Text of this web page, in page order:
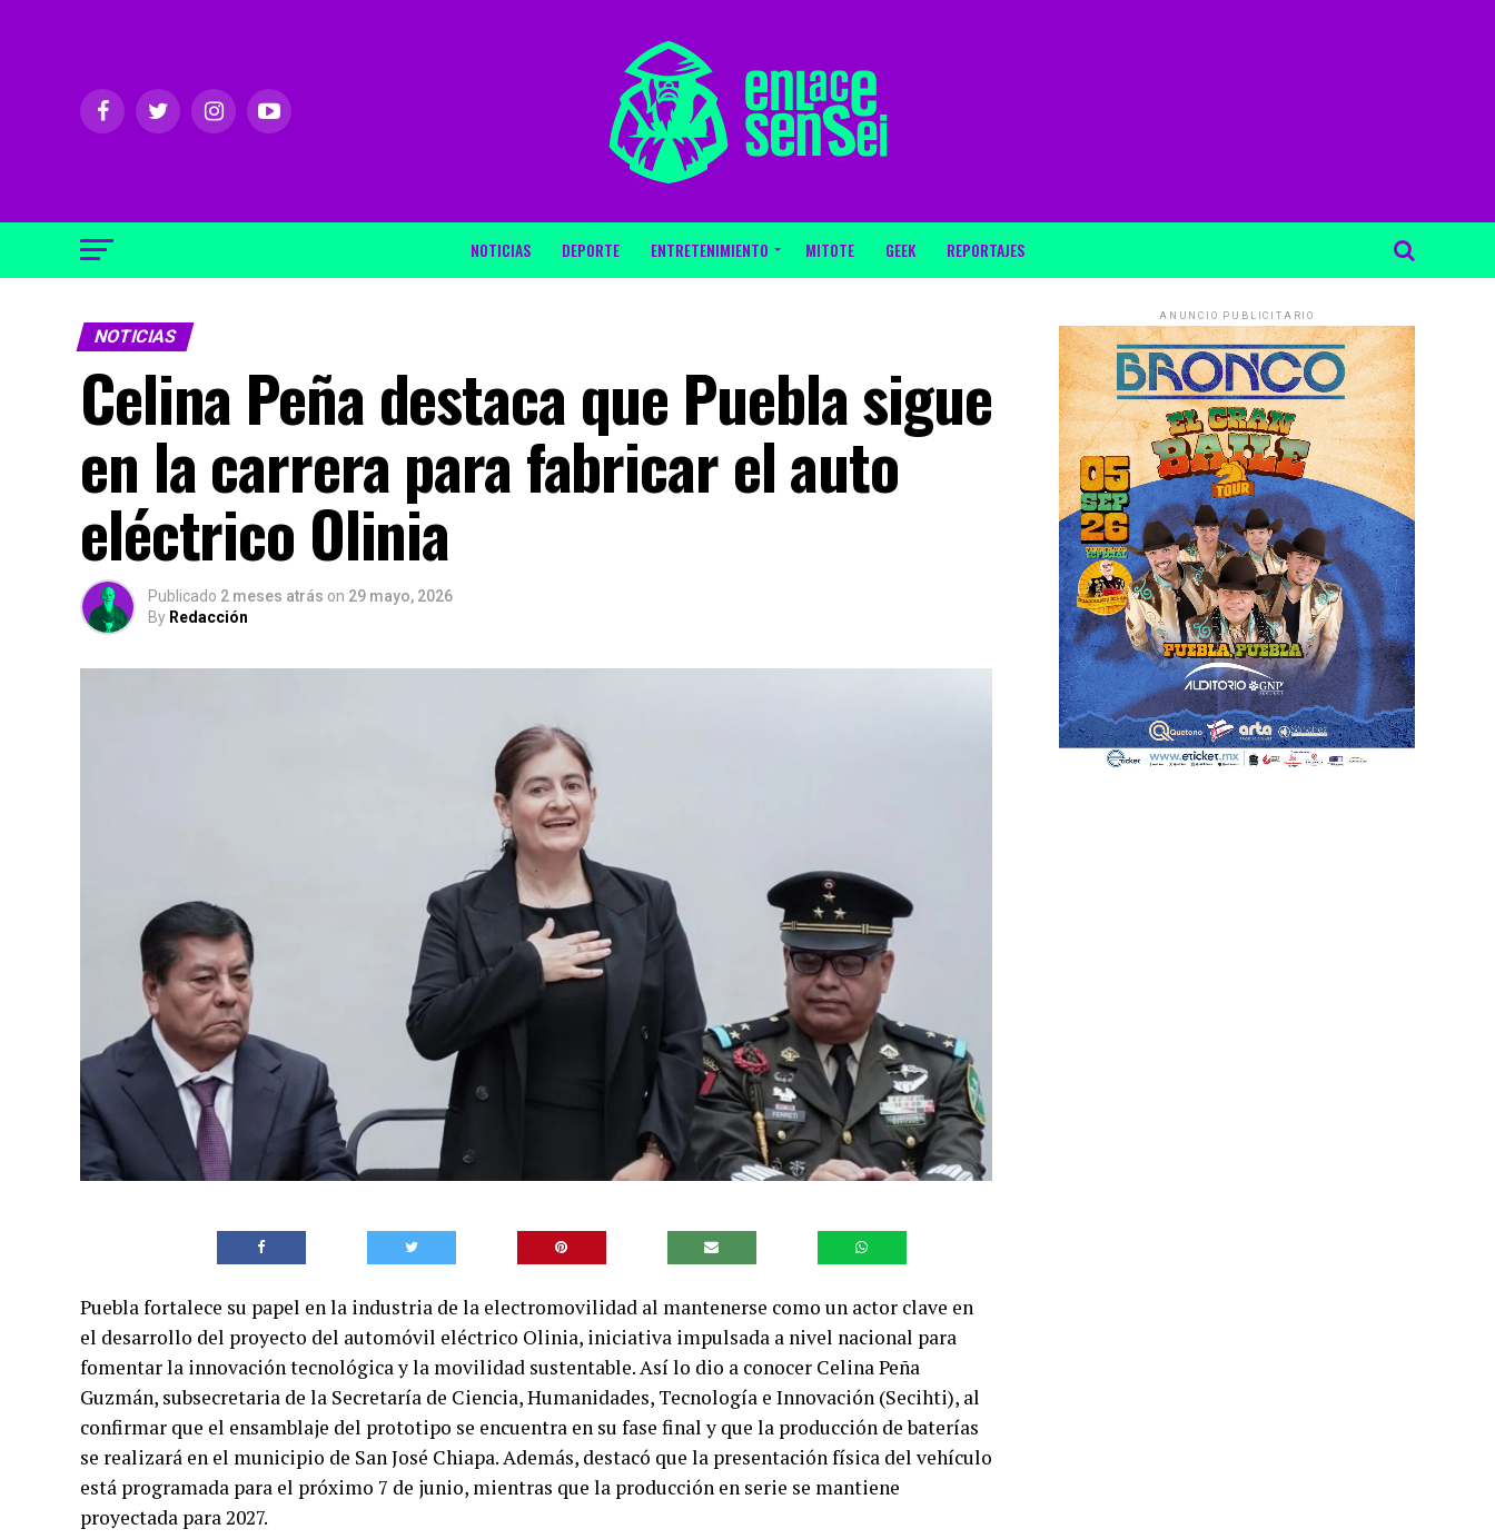
NOTICIAS DEPORTE ENTRETENIMIENTO MITOTE GEEK REPORTAJES
NOTICIAS
Celina Peña destaca que Puebla sigue
en la carrera para fabricar el auto
eléctrico Olinia
Publicado 2 meses atrás on 29 mayo, 2026
By Redacción
Puebla fortalece su papel en la industria de la electromovilidad al mantenerse como un actor clave en
el desarrollo del proyecto del automóvil eléctrico Olinia, iniciativa impulsada a nivel nacional para
fomentar la innovación tecnológica y la movilidad sustentable. Así lo dio a conocer Celina Peña
Guzmán, subsecretaria de la Secretaría de Ciencia, Humanidades, Tecnología e Innovación (Secihti), al
confirmar que el ensamblaje del prototipo se encuentra en su fase final y que la producción de baterías
se realizará en el municipio de San José Chiapa. Además, destacó que la presentación física del vehículo
está programada para el próximo 7 de junio, mientras que la producción en serie se mantiene
proyectada para 2027.
ANUNCIO PUBLICITARIO